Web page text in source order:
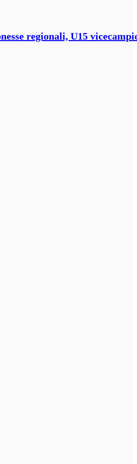
regionali, U15